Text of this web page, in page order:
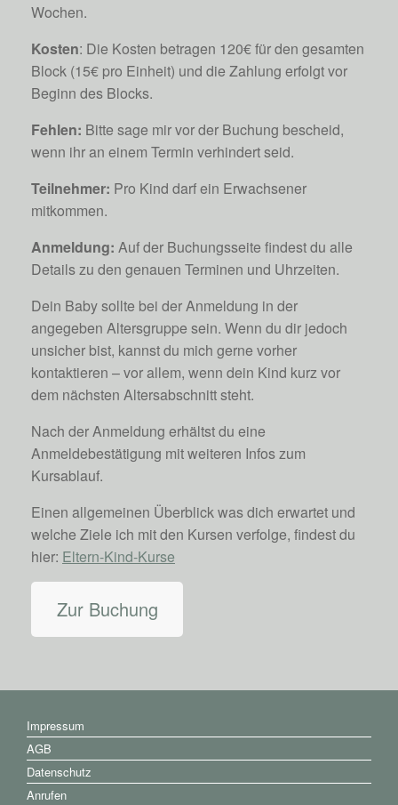
Wochen.
Kosten: Die Kosten betragen 120€ für den gesamten
Block (15€ pro Einheit) und die Zahlung erfolgt vor
Beginn des Blocks.
Fehlen: Bitte sage mir vor der Buchung bescheid,
wenn ihr an einem Termin verhindert seid.
Teilnehmer: Pro Kind darf ein Erwachsener
mitkommen.
Anmeldung: Auf der Buchungsseite findest du alle
Details zu den genauen Terminen und Uhrzeiten.
Dein Baby sollte bei der Anmeldung in der
angegeben Altersgruppe sein. Wenn du dir jedoch
unsicher bist, kannst du mich gerne vorher
kontaktieren – vor allem, wenn dein Kind kurz vor
dem nächsten Altersabschnitt steht.
Nach der Anmeldung erhältst du eine
Anmeldebestätigung mit weiteren Infos zum
Kursablauf.
Einen allgemeinen Überblick was dich erwartet und
welche Ziele ich mit den Kursen verfolge, findest du
hier: Eltern-Kind-Kurse
Zur Buchung
Impressum
AGB
Datenschutz
Anrufen